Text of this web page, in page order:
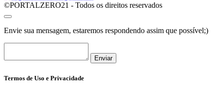
©PORTALZERO21 - Todos os direitos reservados
Envie sua mensagem, estaremos respondendo assim que possível;)
Enviar
Termos de Uso e Privacidade